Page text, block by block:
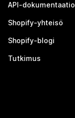
API-dokumentaatio
Shopify-yhteisö
Shopify-blogi
Tutkimus